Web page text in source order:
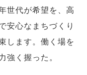
世代が希望を、高
安心なまちづくり
します。働く場を
く握った。